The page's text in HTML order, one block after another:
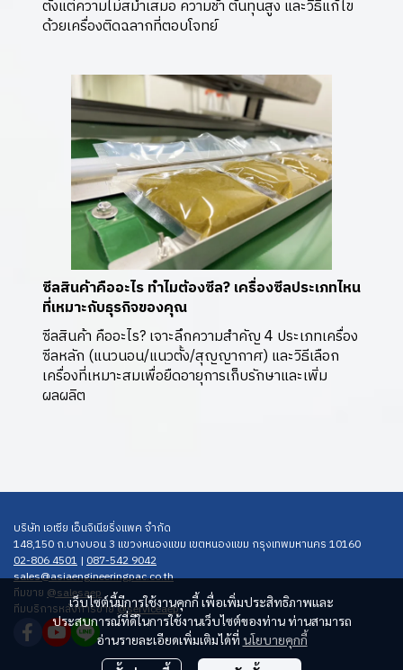
ตั้งแต่ความไม่สม่ำเสมอ ความช้า ต้นทุนสูง และวิธีแก้ไข
ด้วยเครื่องติดฉลากที่ตอบโจทย์
ซีลสินค้าคืออะไร ทำไมต้องซีล? เครื่องซีลประเภทไหน
ที่เหมาะกับธุรกิจของคุณ
ซีลสินค้า คืออะไร? เจาะลึกความสำคัญ 4 ประเภทเครื่อง
ซีลหลัก (แนวนอน/แนวตั้ง/สุญญากาศ) และวิธีเลือก
เครื่องที่เหมาะสมเพื่อยืดอายุการเก็บรักษาและเพิ่ม
ผลผลิต
เว็บไซต์นี้มีการใช้งานคุกกี้ เพื่อเพิ่มประสิทธิภาพและ
ประสบการณ์ที่ดีในการใช้งานเว็บไซต์ของท่าน ท่านสามารถ
อ่านรายละเอียดเพิ่มเติมได้ที่ นโยบายคุกกี้
บริษัท เอเซีย เอ็นจิเนียริ่งแพค จำกัด
148,150 ถ.บางบอน 3 แขวงหนองแขม เขตหนองแขม กรุงเทพมหานคร 10160
02-806 4501 | 087-542 9042
sales@asiaengineerin gpac.co.th
ทีมขาย @salesaep
ทีมบริการหลังการขาย@serviceaep